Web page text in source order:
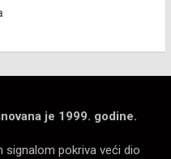
je 1999. godine.
signalom pokriva veći dio